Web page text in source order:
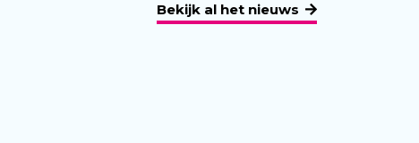
Bekijk al het nieuws